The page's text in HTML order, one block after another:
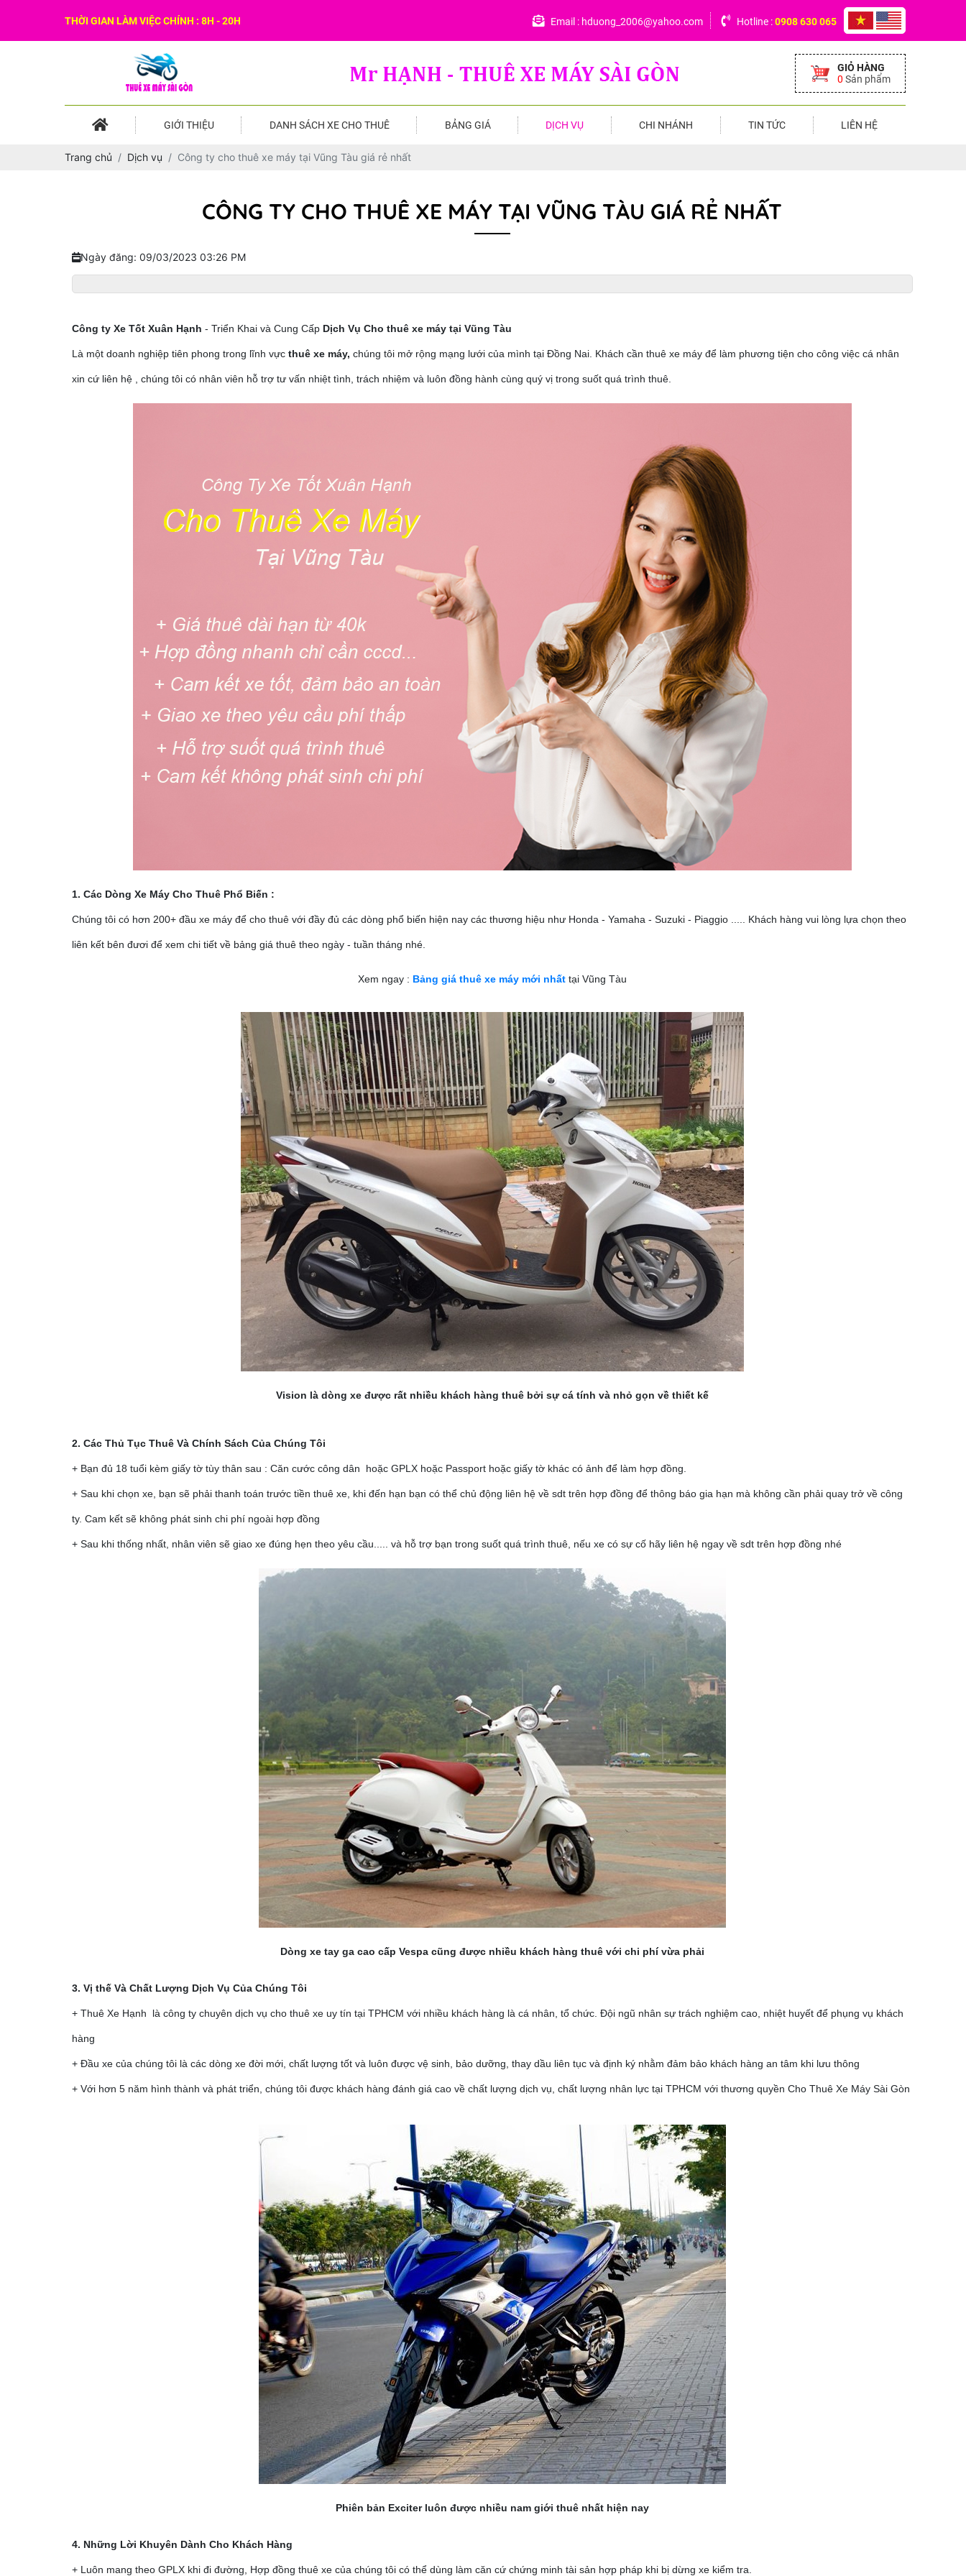
THỜI GIAN LÀM VIỆC CHÍNH : 8H - 20H Email : hduong_2006@yahoo.com Hotline :0908 630 065
GIỎ HÀNG
0 Sản phẩm
GIỚI THIỆU DANH SÁCH XE CHO THUÊ BẢNG GIÁ DỊCH VỤ CHI NHÁNH TIN TỨC LIÊN HỆ
Trang chủ Dịch vụ Công ty cho thuê xe máy tại Vũng Tàu giá rẻ nhất
CÔNG TY CHO THUÊ XE MÁY TẠI VŨNG TÀU GIÁ RẺ NHẤT
Ngày đăng: 09/03/2023 03:26 PM
Công ty Xe Tốt Xuân Hạnh - Triển Khai và Cung CấpDịch Vụ Cho thuê xe máy tại Vũng Tàu
Là một doanh nghiệp tiên phong trong lĩnh vực thuê xe máy, chúng tôi mở rộng mạng lưới của mình tại Đồng Nai. Khách cần thuê xe máy để làm phương tiện cho công việc cá nhân
xin cứ liên hệ , chúng tôi có nhân viên hỗ trợ tư vấn nhiệt tình, trách nhiệm và luôn đồng hành cùng quý vị trong suốt quá trình thuê.
1. Các Dòng Xe Máy Cho Thuê Phổ Biến :
Chúng tôi có hơn 200+ đầu xe máy để cho thuê với đầy đủ các dòng phổ biến hiện nay các thương hiệu như Honda - Yamaha - Suzuki - Piaggio ..... Khách hàng vui lòng lựa chọn theo
liên kết bên đươi để xem chi tiết về bảng giá thuê theo ngày - tuần tháng nhé.
Xem ngay : Bảng giá thuê xe máy mới nhấttại Vũng Tàu
Vision là dòng xe được rất nhiều khách hàng thuê bởi sự cá tính và nhỏ gọn về thiết kế
2. Các Thủ Tục Thuê Và Chính Sách Của Chúng Tôi
+ Bạn đủ 18 tuổi kèm giấy tờ tùy thân sau : Căn cước công dân hoặc GPLX hoặc Passport hoặc giấy tờ khác có ảnh để làm hợp đồng.
+ Sau khi chọn xe, bạn sẽ phải thanh toán trước tiền thuê xe, khi đến hạn bạn có thể chủ động liên hệ về sdt trên hợp đồng để thông báo gia hạn mà không cần phải quay trở về công
ty. Cam kết sẽ không phát sinh chi phí ngoài hợp đồng
+ Sau khi thống nhất, nhân viên sẽ giao xe đúng hẹn theo yêu cầu..... và hỗ trợ bạn trong suốt quá trình thuê, nếu xe có sự cố hãy liên hệ ngay về sdt trên hợp đồng nhé
Dòng xe tay ga cao cấp Vespa cũng được nhiều khách hàng thuê với chi phí vừa phải
3. Vị thế Và Chất Lượng Dịch Vụ Của Chúng Tôi
+ Thuê Xe Hạnh là công ty chuyên dịch vụ cho thuê xe uy tín tại TPHCM với nhiều khách hàng là cá nhân, tổ chức. Đội ngũ nhân sự trách nghiệm cao, nhiệt huyết để phụng vụ khách
hàng
+ Đầu xe của chúng tôi là các dòng xe đời mới, chất lượng tốt và luôn được vệ sinh, bảo dưỡng, thay dầu liên tục và định ký nhằm đảm bảo khách hàng an tâm khi lưu thông
+ Với hơn 5 năm hình thành và phát triển, chúng tôi được khách hàng đánh giá cao về chất lượng dịch vụ, chất lượng nhân lực tại TPHCM với thương quyền Cho Thuê Xe Máy Sài Gòn
Phiên bản Exciter luôn được nhiều nam giới thuê nhất hiện nay
4. Những Lời Khuyên Dành Cho Khách Hàng
+ Luôn mang theo GPLX khi đi đường, Hợp đồng thuê xe của chúng tôi có thể dùng làm căn cứ chứng minh tài sản hợp pháp khi bị dừng xe kiểm tra.